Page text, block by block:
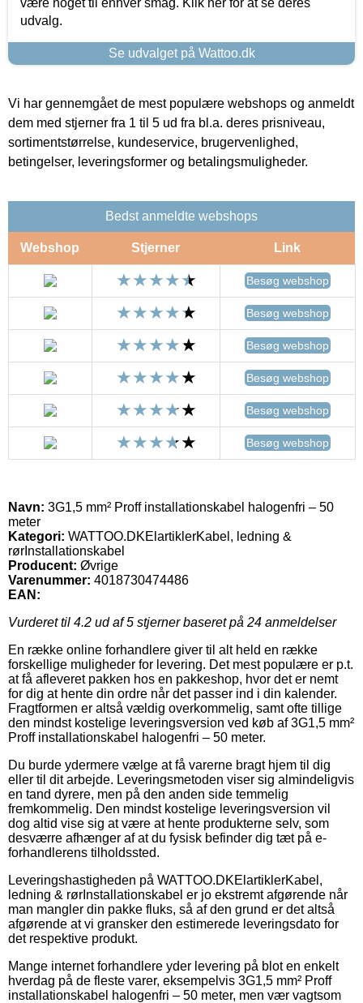
udvalg.
Se udvalget på Wattoo.dk
Vi har gennemgået de mest populære webshops og anmeldt
dem med stjerner fra 1 til 5 ud fra bl.a. deres prisniveau,
sortimentstørrelse, kundeservice, brugervenlighed,
betingelser, leveringsformer og betalingsmuligheder.
Bedst anmeldte webshops
Webshop Stjerner Link
Besøg webshop
Besøg webshop
Besøg webshop
Besøg webshop
Besøg webshop
Besøg webshop
Navn: 3G1,5 mm² Proff installationskabel halogenfri – 50
meter
Kategori: WATTOO.DKElartiklerKabel, ledning &
rørInstallationskabel
Producent: Øvrige
Varenummer: 4018730474486
EAN:
Vurderet til 4.2 ud af 5 stjerner baseret på 24 anmeldelser
En række online forhandlere giver til alt held en række
forskellige muligheder for levering. Det mest populære er p.t.
at få afleveret pakken hos en pakkeshop, hvor det er nemt
for dig at hente din ordre når det passer ind i din kalender.
Fragtformen er altså vældig overkommelig, samt ofte tillige
den mindst kostelige leveringsversion ved køb af 3G1,5 mm²
Proff installationskabel halogenfri – 50 meter.
Du burde ydermere vælge at få varerne bragt hjem til dig
eller til dit arbejde. Leveringsmetoden viser sig almindeligvis
en tand dyrere, men på den anden side temmelig
fremkommelig. Den mindst kostelige leveringsversion vil
dog altid vise sig at være at hente produkterne selv, som
desværre afhænger af at du fysisk befinder dig tæt på e-
forhandlerens tilholdssted.
Leveringshastigheden på WATTOO.DKElartiklerKabel,
ledning & rørInstallationskabel er jo ekstremt afgørende når
man mangler din pakke fluks, så af den grund er det altså
afgørende at vi gransker den estimerede leveringsdato for
det respektive produkt.
Mange internet forhandlere yder levering på blot en enkelt
hverdag på de fleste varer, eksempelvis 3G1,5 mm² Proff
installationskabel halogenfri – 50 meter, men vær vagtsom